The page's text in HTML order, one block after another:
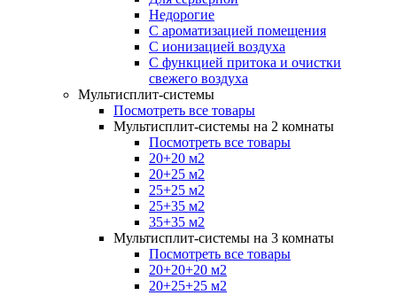
Недорогие
С ароматизацией помещения
С ионизацией воздуха
С функцией притока и очистки
свежего воздуха
Мультисплит-системы
Посмотреть все товары
Мультисплит-системы на 2 комнаты
Посмотреть все товары
20+20 м2
20+25 м2
25+25 м2
25+35 м2
35+35 м2
Мультисплит-системы на 3 комнаты
Посмотреть все товары
20+20+20 м2
20+25+25 м2